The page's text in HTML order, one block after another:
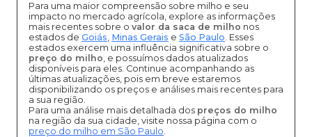
Para uma maior compreensão sobre milho e seu
impacto no mercado agrícola, explore as informações
mais recentes sobre o valor da saca de milho nos
estados de Goiás, Minas Gerais e São Paulo. Esses
estados exercem uma influência significativa sobre o
preço do milho, e possuímos dados atualizados
disponíveis para eles. Continue acompanhando as
últimas atualizações, pois em breve estaremos
disponibilizando os preços e análises mais recentes para
a sua região.
Para uma análise mais detalhada dos preços do milho
na região da sua cidade, visite nossa página com o
preço do milho em São Paulo.